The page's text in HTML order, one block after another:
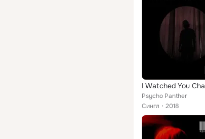
I Watched You
Psycho Panther
Сингл
2018